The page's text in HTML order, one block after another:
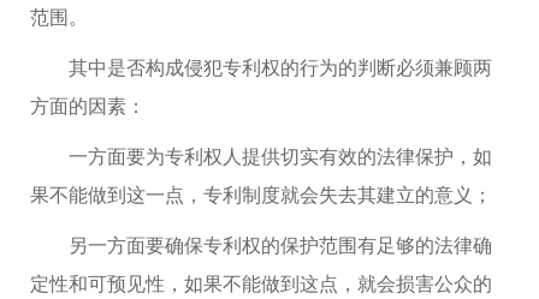
范围。
其中是否构成侵犯专利权的行为的判断必须兼顾两
方面的因素：
一方面要为专利权人提供切实有效的法律保护，如
果不能做到这一点，专利制度就会失去其建立的意义；
另一方面要确保专利权的保护范围有足够的法律确
定性和可预见性，如果不能做到这点，就会损害公众的